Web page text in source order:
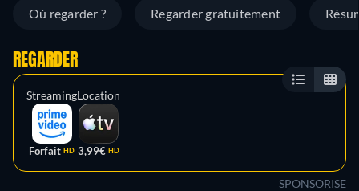
Où regarder ? Regarder gratuitement
REGARDER
Streaming
Forfait HD
Location
3,99€ HD
SPONSORISE